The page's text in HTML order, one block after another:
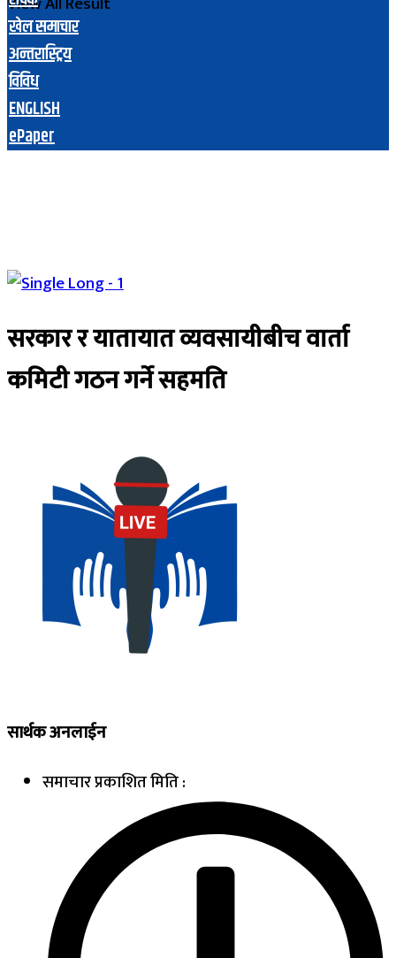
खेल समाचार
अन्तरास्ट्रिय
विविध
ENGLISH
ePaper
सरकार र यातायात व्यवसायीबीच वार्ता
कमिटी गठन गर्ने सहमति
सार्थक अनलाईन
समाचार प्रकाशित मिति :